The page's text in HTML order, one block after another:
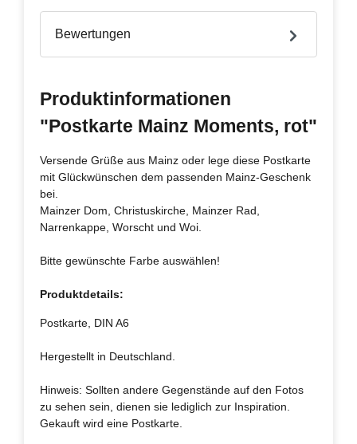
Bewertungen
Produktinformationen
"Postkarte Mainz Moments, rot"
Versende Grüße aus Mainz oder lege diese Postkarte
mit Glückwünschen dem passenden Mainz-Geschenk
bei.
Mainzer Dom, Christuskirche, Mainzer Rad,
Narrenkappe, Worscht und Woi.
Bitte gewünschte Farbe auswählen!
Produktdetails:
Postkarte, DIN A6
Hergestellt in Deutschland.
Hinweis: Sollten andere Gegenstände auf den Fotos
zu sehen sein, dienen sie lediglich zur Inspiration.
Gekauft wird eine Postkarte.